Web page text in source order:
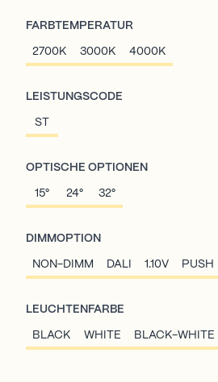
FARBTEMPERATUR
2700K 3000K 4000K
LEISTUNGSCODE
ST
OPTISCHE OPTIONEN
15° 24° 32°
DIMMOPTION
NON-DIMM DALI 1.10V PUSH
LEUCHTENFARBE
BLACK WHITE BLACK-WHITE